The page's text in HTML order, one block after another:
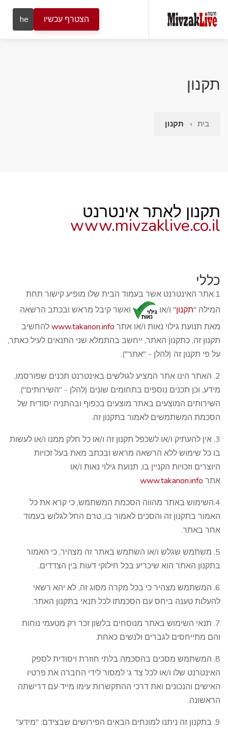
הצטרף עכשיו he
תקנון
בית תקנון
תקנון לאתר אינטרנט
www.mivzaklive.co.il
כללי
1.אתר האינטרנט אשר בעמוד הבית שלו מופיע קישור תחת
המילה "תקנון" ו/או
ואשר קיבל מראש ובכתב הרשאה
מאת תנועת גילוי נאות ו/או אתר www.takanon.infoלהחשיב
תקנון זה, כתקנון האתר, ייחשב בהתמלא שני התנאים לעיל כאתר,
על פי תקנון זה (להלן - "אתר").
2. האתר הינו אתר המציע לגולשים באינטרנט תכנים שפורסמו,
מידע, וכן תכנים נוספים בתחומים שונים (להלן - "השירותים").
השירותים המוצעים באתר מוצעים בכפוף ובהתניה יסודית של
הסכמת המשתמשים לאמור בתקנון זה.
3. אין להעתיק ו/או לשכפל תקנון זה ו/או כל חלק ממנו ו/או לעשות
בו כל שימוש ללא הרשאה מראש ובכתב מאת בעל זכויות
היוצרים וזכויות הקניין בו, תנועת גילוי נאות ו/או
אתר www.takanon.info
4.השימוש באתר מהווה הסכמת המשתמש, כי קרא את כל
האמור בתקנון זה והסכים לאמור בו, טרם החל לגלוש בעמוד
אחר באתר.
5. משתמש שגלש ו/או השתמש באתר זה מצהיר, כי האמור
בתקנון האתר הוא שיכריע בכל חילוקי דעות בין הצדדים.
6. המשתמש מצהיר כי בכל מקרה מסוג זה, לא יהא רשאי
להעלות טענה ביחס עם הסכמתו לכל תנאי בתקנון האתר.
7. תנאי השימוש באתר מנוסחים בלשון זכר רק מטעמי נוחות
והם מתייחסים לגברים ולנשים כאחת.
8. המשתמש מסכים בהסכמה בלתי חוזרת ויסודית לספק
האינטרנט שלו ו/או לכל צד ג' למסור לידי החברה את פרטיו
האישים והנכונים ואת דרכי ההתקשרות עימו מייד עם דרישתה
הראשונה.
9. בתקנון זה ניתנו למונחים הבאים הפירושים שבצידם: "מידע"